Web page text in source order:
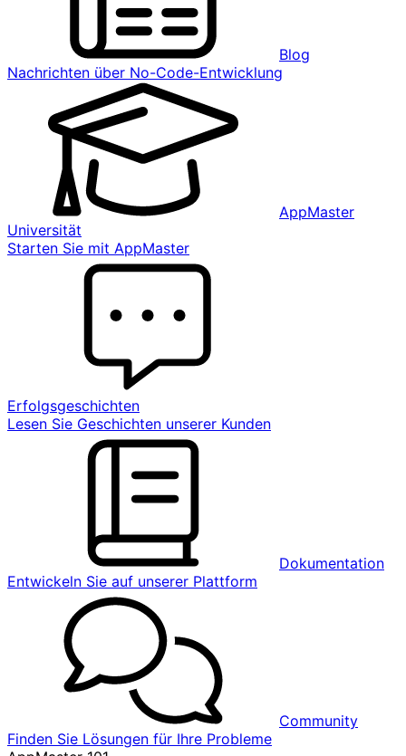
Blog
Nachrichten über No-Code-Entwicklung
AppMaster
Universität
Starten Sie mit AppMaster
Erfolgsgeschichten
Lesen Sie Geschichten unserer Kunden
Dokumentation
Entwickeln Sie auf unserer Plattform
Community
Finden Sie Lösungen für Ihre Probleme